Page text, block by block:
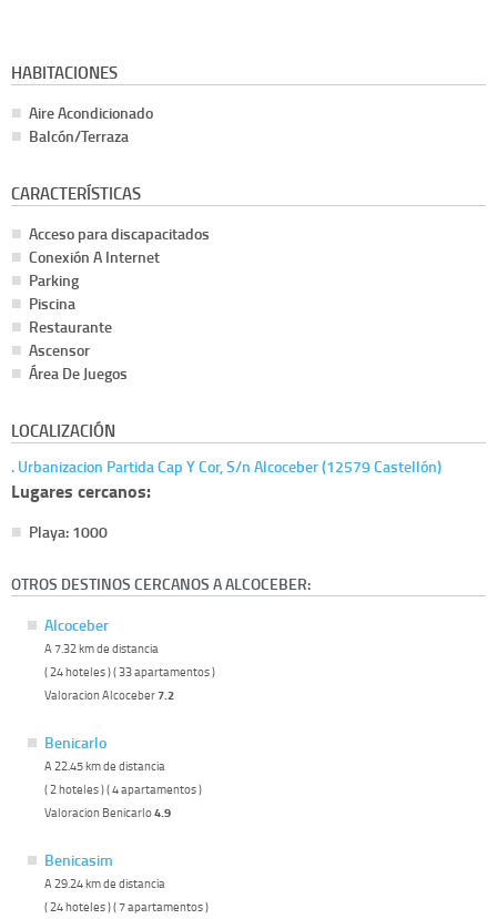
HABITACIONES
Aire Acondicionado
Balcón/Terraza
CARACTERÍSTICAS
Acceso para discapacitados
Conexión A Internet
Parking
Piscina
Restaurante
Ascensor
Área De Juegos
LOCALIZACIÓN
. Urbanizacion Partida Cap Y Cor, S/n Alcoceber (12579 Castellón)
Lugares cercanos:
Playa: 1000
OTROS DESTINOS CERCANOS A ALCOCEBER:
Alcoceber
A 7.32 km de distancia
( 24 hoteles ) ( 33 apartamentos )
Valoracion Alcoceber7.2
Benicarlo
A 22.45 km de distancia
( 2 hoteles ) ( 4 apartamentos )
Valoracion Benicarlo4.9
Benicasim
A 29.24 km de distancia
( 24 hoteles ) ( 7 apartamentos )